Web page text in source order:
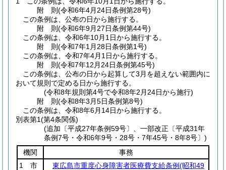
附 則(令和6年4月24日条例第28号)
この条例は、公布の日から施行する。
附 則(令和6年9月27日条例第44号)
この条例は、令和6年10月1日から施行する。
附 則(令和7年1月28日条例第1号)
この条例は、令和7年4月1日から施行する。
附 則(令和7年12月24日条例第45号)
この条例は、公布の日から起算して3月を超えない範囲内に
おいて規則で定める日から施行する。
(令和8年規則第4号で令和8年2月24日から施行)
附 則(令和8年3月5日条例第8号)
この条例は、令和8年6月14日から施行する。
別表第1(第4条関係)
(追加〔平成27年条例59号〕、一部改正〔平成31年
条例7号・令和6年9号・28号・7年45号・8年8号〕)
機関
事務
1 市
東広島市重度心身障害者医療費支給条例(昭和49